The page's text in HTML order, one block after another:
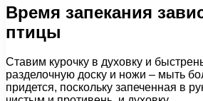
Время запекания
птицы
Ставим курочку в духовку и
разделочную доску и ножи – мыть
придется, поскольку запеченная в